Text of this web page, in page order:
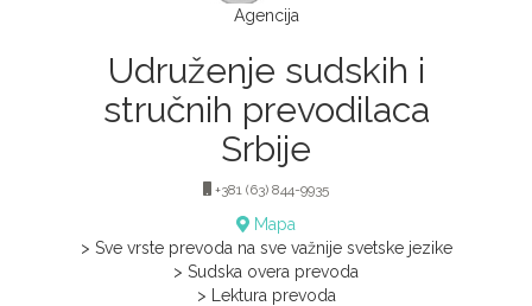
Agencija
Udruženje sudskih i
stručnih prevodilaca
Srbije
+381 (63) 844-9935
Mapa
> Sve vrste prevoda na sve važnije svetske jezike
> Sudska overa prevoda
> Lektura prevoda